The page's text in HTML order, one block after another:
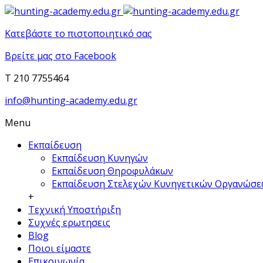
Κατεβάστε το πιστοποιητικό σας
Βρείτε μας στο Facebook
T 210 7755464
info@hunting-academy.edu.gr
Menu
Εκπαίδευση
Εκπαίδευση Κυνηγών
Εκπαίδευση Θηροφυλάκων
Εκπαίδευση Στελεχών Κυνηγετικών
+
Τεχνική Υποστήριξη
Συχνές ερωτησεις
Blog
Ποιοι είμαστε